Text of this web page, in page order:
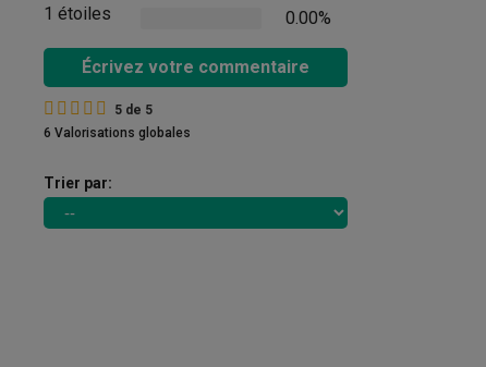
1 étoiles
0.00%
Écrivez votre commentaire
5 de 5
6 Valorisations globales
Trier par: